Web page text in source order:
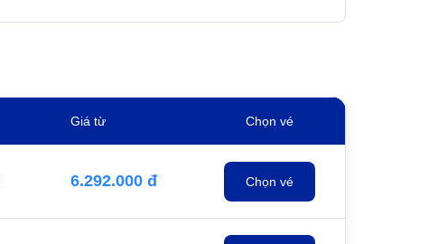
Giá từ Chọn vé
6.292.000 đ Chọn vé